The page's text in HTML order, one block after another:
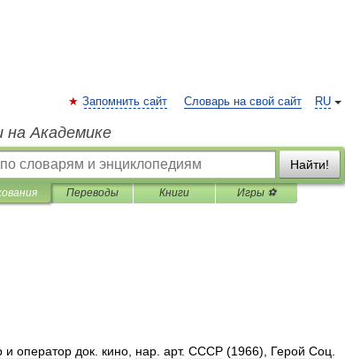
RU
Запомнить сайт Словарь на свой сайт
на Академике
Найти!
Переводы Книги Игры ⚽
и оператор док кино нар арт. СССР (1966), Герой Соц